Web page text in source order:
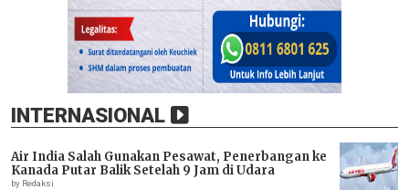
INTERNASIONAL
Air India Salah Gunakan Pesawat, Penerbangan ke
Kanada Putar Balik Setelah 9 Jam di Udara
by Redaksi